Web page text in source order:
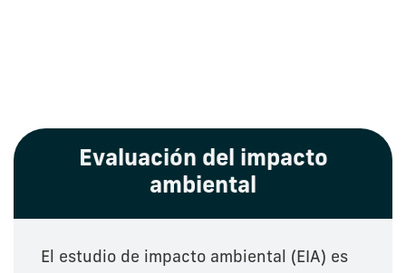
Evaluación del impacto
ambiental
El estudio de impacto ambiental (EIA) es